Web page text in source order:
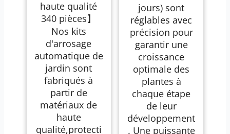
Goutte Système
d'irrigation pour
Jardin pour Jardin
pelouse Serre
Plantes
haute qualité
340 pièces】
Nos kits
d'arrosage
automatique de
jardin sont
fabriqués à
partir de
matériaux de
haute
qualité,protecti
jours) sont
réglables avec
précision pour
garantir une
croissance
optimale des
plantes à
chaque étape
de leur
développement
. Une puissante